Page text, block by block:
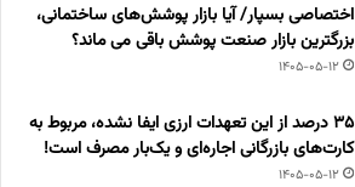
اختصاصی بسپار/ آیا بازار پوشش‌های ساختمانی،
بزرگترین بازار صنعت پوشش باقی می ماند؟
1405-05-12
۳۵ درصد از این تعهدات ارزی ایفا نشده، مربوط به
کارت‌های بازرگانی اجاره‌ای و یک‌بار مصرف است!
1405-05-12